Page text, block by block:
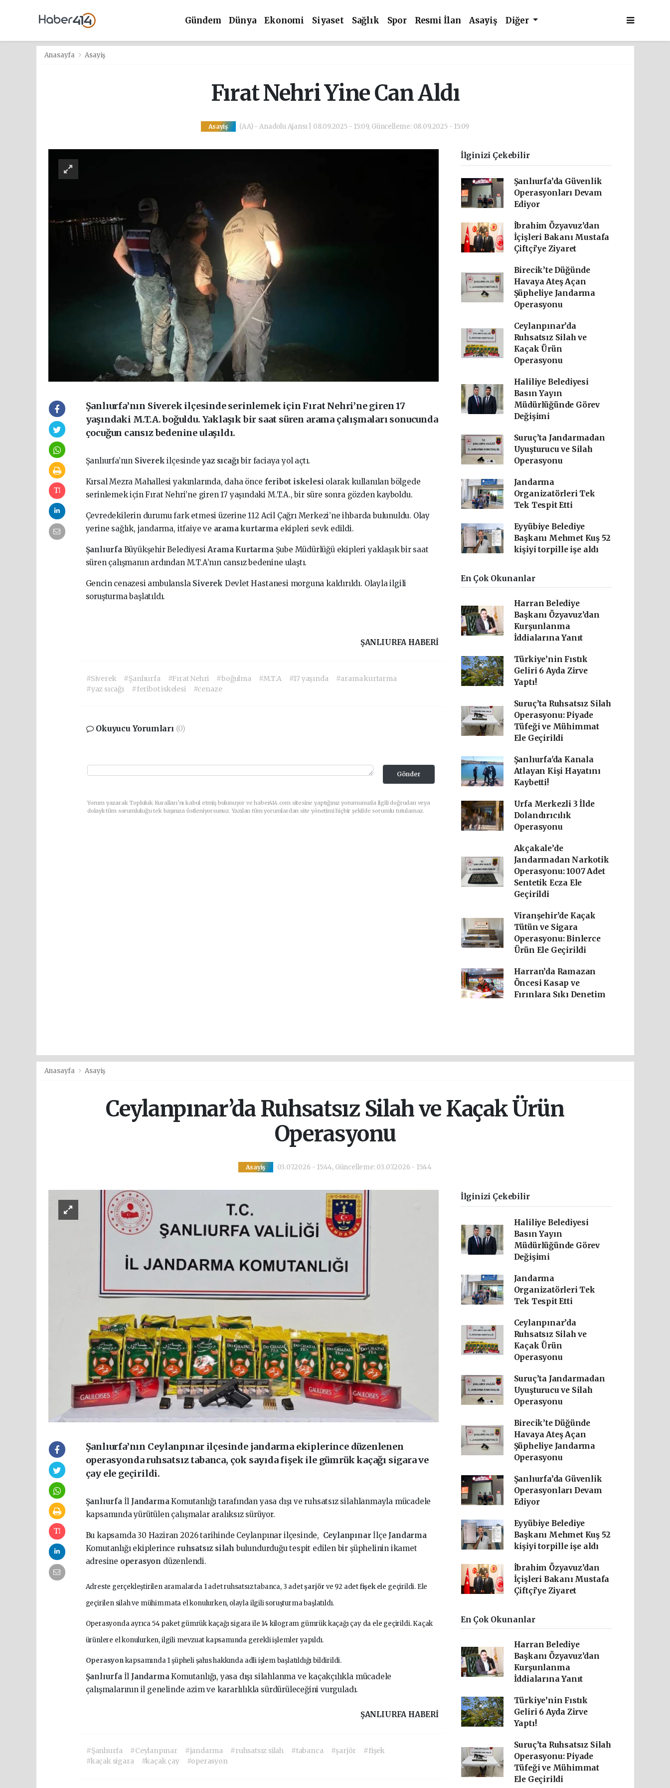
Gündem Dünya Ekonomi Siyaset Sağlık Spor Resmi İlan Asayiş Diğer
Anasayfa Asayiş
Fırat Nehri Yine Can Aldı
Asayiş (AA) - Anadolu Ajansı | 08.09.2025 - 15:09, Güncelleme: 08.09.2025 - 15:09
Şanlıurfa’nın Siverek ilçesinde serinlemek için Fırat Nehri’ne giren 17
yaşındaki M.T.A. boğuldu. Yaklaşık bir saat süren arama çalışmaları sonucunda
çocuğun cansız bedenine ulaşıldı.
Şanlıurfa’nın Siverekilçesindeyaz sıcağıbir faciaya yol açtı.
Kırsal Mezra Mahallesi yakınlarında, daha önce feribot iskelesi olarak kullanılan bölgede
serinlemek için Fırat Nehri’ne giren 17 yaşındaki M.T.A., bir süre sonra gözden kayboldu.
Çevredekilerin durumu fark etmesi üzerine 112 Acil Çağrı Merkezi’ne ihbarda bulunuldu. Olay
yerine sağlık, jandarma, itfaiye ve arama kurtarma ekipleri sevk edildi.
Şanlıurfa Büyükşehir BelediyesiArama Kurtarma Şube Müdürlüğü ekipleri yaklaşık bir saat
süren çalışmanın ardından M.T.A’nın cansız bedenine ulaştı.
Gencin cenazesi ambulansla Siverek Devlet Hastanesi morguna kaldırıldı. Olayla ilgili
soruşturma başlatıldı.
ŞANLIURFA HABERİ
#Siverek #Şanlıurfa #Fırat Nehri #boğulma #M.T.A #17 yaşında
#arama kurtarma
#yaz sıcağı
#feribot iskelesi #cenaze
Okuyucu Yorumları (0)
Gönder
Yorum yazarak Topluluk Kuralları’nı kabul etmiş bulunuyor ve haber414.com sitesine yaptığınız yorumunuzla ilgili doğrudan veya
dolaylı tüm sorumluluğu tek başınıza üstleniyorsunuz. Yazılan tüm yorumlardan site yönetimi hiçbir şekilde sorumlu tutulamaz.
İlginizi Çekebilir
Şanlıurfa’da Güvenlik
Operasyonları Devam
Ediyor
İbrahim Özyavuz’dan
İçişleri Bakanı Mustafa
Çiftçi’ye Ziyaret
Birecik’te Düğünde
Havaya Ateş Açan
Şüpheliye Jandarma
Operasyonu
Ceylanpınar’da
Ruhsatsız Silah ve
Kaçak Ürün
Operasyonu
Haliliye Belediyesi
Basın Yayın
Müdürlüğünde Görev
Değişimi
Suruç’ta Jandarmadan
Uyuşturucu ve Silah
Operasyonu
Jandarma
Organizatörleri Tek
Tek Tespit Etti
Eyyübiye Belediye
Başkanı Mehmet Kuş 52
kişiyi torpille işe aldı
En Çok Okunanlar
Harran Belediye
Başkanı Özyavuz’dan
Kurşunlanma
İddialarına Yanıt
Türkiye’nin Fıstık
Geliri 6 Ayda Zirve
Yaptı!
Suruç’ta Ruhsatsız Silah
Operasyonu: Piyade
Tüfeği ve Mühimmat
Ele Geçirildi
Şanlıurfa'da Kanala
Atlayan Kişi Hayatını
Kaybetti!
Urfa Merkezli 3 İlde
Dolandırıcılık
Operasyonu
Akçakale’de
Jandarmadan Narkotik
Operasyonu: 1007 Adet
Sentetik Ecza Ele
Geçirildi
Viranşehir’de Kaçak
Tütün ve Sigara
Operasyonu: Binlerce
Ürün Ele Geçirildi
Harran’da Ramazan
Öncesi Kasap ve
Fırınlara Sıkı Denetim
Anasayfa Asayiş
Ceylanpınar’da Ruhsatsız Silah ve Kaçak Ürün
Operasyonu
Asayiş 03.07.2026 - 15:44, Güncelleme: 03.07.2026 - 15:44
Şanlıurfa’nın Ceylanpınar ilçesinde jandarma ekiplerince düzenlenen
operasyonda ruhsatsız tabanca, çok sayıda fişek ile gümrük kaçağı sigara ve
çay ele geçirildi.
Şanlıurfa İl JandarmaKomutanlığı tarafından yasa dışı ve ruhsatsız silahlanmayla mücadele
kapsamında yürütülen çalışmalar aralıksız sürüyor.
Bu kapsamda 30 Haziran 2026 tarihinde Ceylanpınar ilçesinde, Ceylanpınarİlçe Jandarma
Komutanlığı ekiplerince ruhsatsız silahbulundurduğu tespit edilen bir şüphelinin ikamet
adresine operasyon düzenlendi.
Adreste gerçekleştirilen aramalarda 1 adet ruhsatsız tabanca, 3 adetşarjör ve 92 adetfişekele geçirildi. Ele
geçirilen silah ve mühimmata el konulurken, olayla ilgili soruşturma başlatıldı.
Operasyonda ayrıca 54 paket gümrük kaçağı sigara ile 14 kilogram gümrük kaçağı çay da ele geçirildi. Kaçak
ürünlere el konulurken, ilgili mevzuat kapsamında gerekli işlemler yapıldı.
Operasyonkapsamında 1 şüpheli şahıs hakkında adli işlem başlatıldığı bildirildi.
Şanlıurfa İl JandarmaKomutanlığı, yasa dışı silahlanma ve kaçakçılıkla mücadele
çalışmalarının il genelinde azim ve kararlılıkla sürdürüleceğini vurguladı.
ŞANLIURFA HABERİ
#Şanlıurfa #Ceylanpınar #jandarma #ruhsatsız silah #tabanca #şarjör
#fişek
#kaçak sigara
#kaçak çay #operasyon
İlginizi Çekebilir
Haliliye Belediyesi
Basın Yayın
Müdürlüğünde Görev
Değişimi
Jandarma
Organizatörleri Tek
Tek Tespit Etti
Ceylanpınar’da
Ruhsatsız Silah ve
Kaçak Ürün
Operasyonu
Suruç’ta Jandarmadan
Uyuşturucu ve Silah
Operasyonu
Birecik’te Düğünde
Havaya Ateş Açan
Şüpheliye Jandarma
Operasyonu
Şanlıurfa’da Güvenlik
Operasyonları Devam
Ediyor
Eyyübiye Belediye
Başkanı Mehmet Kuş 52
kişiyi torpille işe aldı
İbrahim Özyavuz’dan
İçişleri Bakanı Mustafa
Çiftçi’ye Ziyaret
En Çok Okunanlar
Harran Belediye
Başkanı Özyavuz’dan
Kurşunlanma
İddialarına Yanıt
Türkiye’nin Fıstık
Geliri 6 Ayda Zirve
Yaptı!
Suruç’ta Ruhsatsız Silah
Operasyonu: Piyade
Tüfeği ve Mühimmat
Ele Geçirildi